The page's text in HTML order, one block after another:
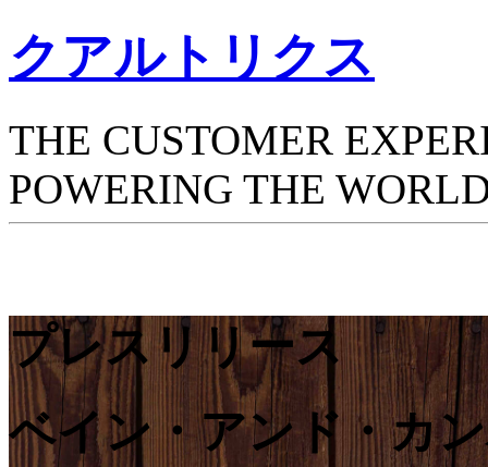
クアルトリクス
THE CUSTOMER
POWERING THE
プレスリリース
ベイン・アンド・カ